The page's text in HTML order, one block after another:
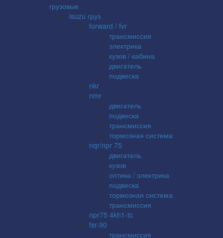
грузовые
isuzu груз
forward / fvr
трансмиссия
электрика
кузов / кабина
двигатель
подвеска
nkr
nmr
двигатель
подвеска
трансмиссия
тормозная система
nqr/npr 75
двигатель
кузов
оптика / электрика
подвеска
тормозная система
трансмиссия
npr75 4kh1-tc
fsr-90
трансмиссия